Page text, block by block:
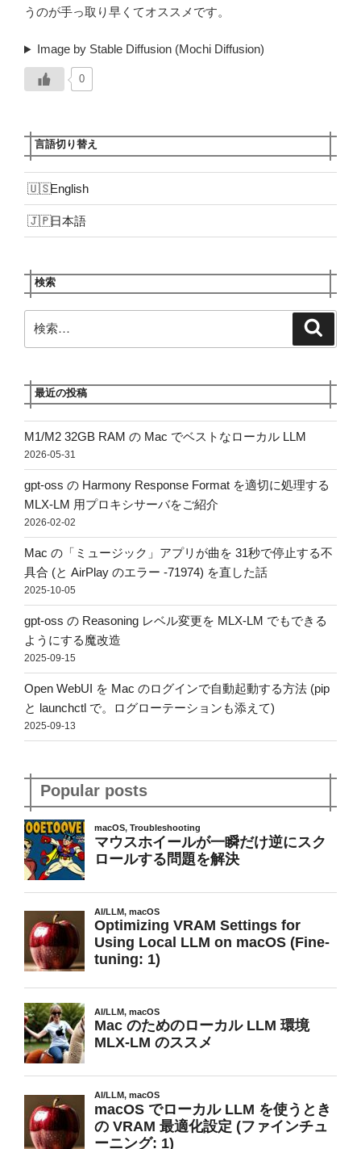
うのが手っ取り早くてオススメです。
Image by Stable Diffusion (Mochi Diffusion)
0
言語切り替え
English
日本語
検索
索:
最近の投稿
M1/M2 32GB RAM の Mac でベストなローカル LLM
2026-05-31
gpt-oss の Harmony Response Format を適切に処理する
MLX-LM 用プロキシサーバをご紹介
2026-02-02
Mac の「ミュージック」アプリが曲を 31秒で停止する不
具合 (と AirPlay のエラー -71974) を直した話
2025-10-05
gpt-oss の Reasoning レベル変更を MLX-LM でもできる
ようにする魔改造
2025-09-15
Open WebUI を Mac のログインで自動起動する方法 (pip
と launchctl で。ログローテーションも添えて)
2025-09-13
Popular posts